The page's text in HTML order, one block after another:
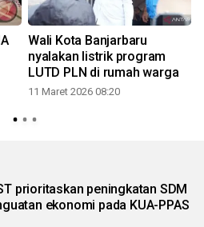
Wali Kota Banjarbaru
nyalakan listrik program
LUTD PLN di rumah warga
11 Maret 2026 08:20
prioritaskan peningkatan SDM
ekonomi pada KUA-PPAS